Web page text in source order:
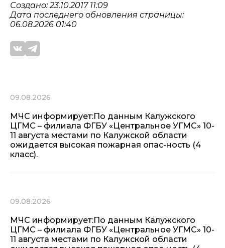
Создано: 23.10.2017 11:09
Дата последнего обновления страницы:
06.08.2026 01:40
09.08.2026
МЧС информирует:По данным Калужского
ЦГМС – филиала ФГБУ «Центральное УГМС» 10-
11 августа местами по Калужской области
ожидается высокая пожарная опас-ность (4
класс).
09.08.2026
МЧС информирует:По данным Калужского
ЦГМС – филиала ФГБУ «Центральное УГМС» 10-
11 августа местами по Калужской области